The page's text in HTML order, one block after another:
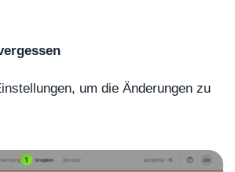
um die Änderungen zu